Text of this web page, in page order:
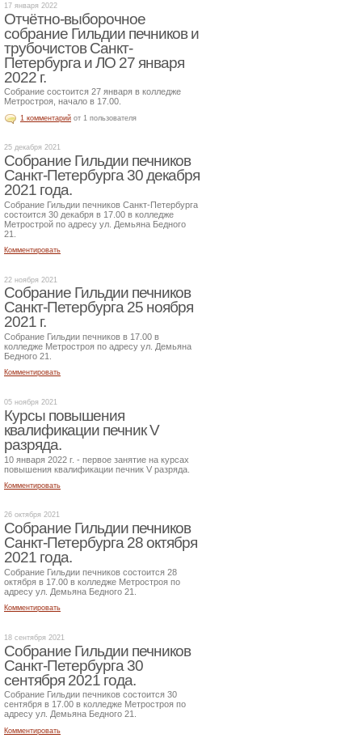
17 января 2022
Отчётно-выборочное
собрание Гильдии печников и
трубочистов Санкт-
Петербурга и ЛО 27 января
2022 г.
Собрание состоится 27 января в колледже
Метростроя, начало в 17.00.
1 комментарий от 1 пользователя
25 декабря 2021
Собрание Гильдии печников
Санкт-Петербурга 30 декабря
2021 года.
Собрание Гильдии печников Санкт-Петербурга
состоится 30 декабря в 17.00 в колледже
Метрострой по адресу ул. Демьяна Бедного
21.
Комментировать
22 ноября 2021
Собрание Гильдии печников
Санкт-Петербурга 25 ноября
2021 г.
Собрание Гильдии печников в 17.00 в
колледже Метростроя по адресу ул. Демьяна
Бедного 21.
Комментировать
05 ноября 2021
Курсы повышения
квалификации печник V
разряда.
10 января 2022 г. - первое занятие на курсах
повышения квалификации печник V разряда.
Комментировать
26 октября 2021
Собрание Гильдии печников
Санкт-Петербурга 28 октября
2021 года.
Собрание Гильдии печников состоится 28
октября в 17.00 в колледже Метростроя по
адресу ул. Демьяна Бедного 21.
Комментировать
18 сентября 2021
Собрание Гильдии печников
Санкт-Петербурга 30
сентября 2021 года.
Собрание Гильдии печников состоится 30
сентября в 17.00 в колледже Метростроя по
адресу ул. Демьяна Бедного 21.
Комментировать